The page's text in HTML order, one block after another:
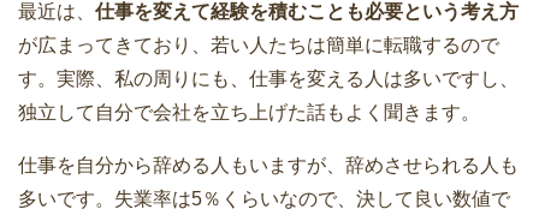
最近は、 仕事を変えて経験を積むことも必要という考え方
が広まってきており、若い人たちは簡単に転職するので
す。実際、私の周りにも、仕事を変える人は多いですし、
独立して自分で会社を立ち上げた話もよく聞きます。
仕事を自分から辞める人もいますが、辞めさせられる人も
多いです。失業率は5％くらいなので、決して良い数値で